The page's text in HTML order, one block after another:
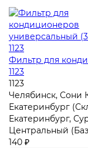
Фильтр для
1123
1123
Челябинск, Сони
Екатеринбург
Екатеринбург,
Центральный
140 ₽